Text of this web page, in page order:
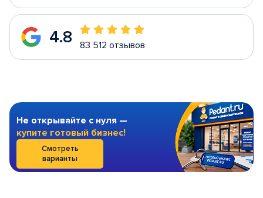
4.8 83 512 отзывов
Не открывайте с нуля —
купите готовый бизнес!
Смотреть
варианты